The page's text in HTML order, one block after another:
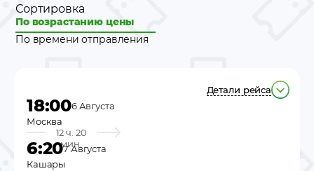
Сортировка
По возрастанию цены
По времени отправления
Детали рейса
18:006 Августа
Москва
12 ч. 20
мин.
6:207 Августа
Кашары